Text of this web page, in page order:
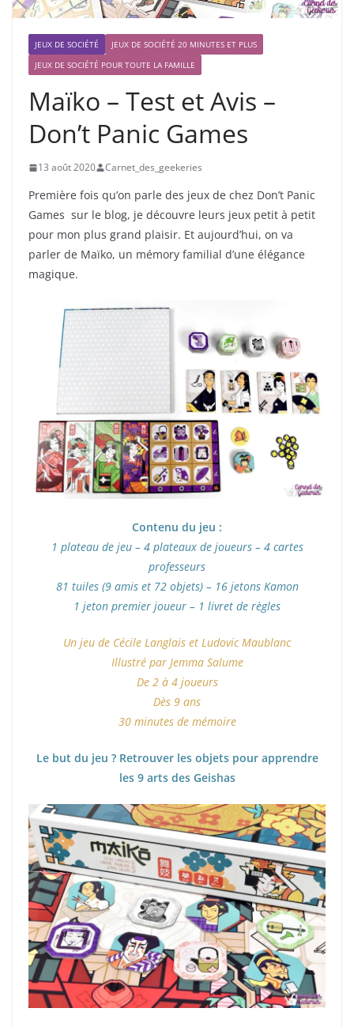
JEUX DE SOCIÉTÉ
JEUX DE SOCIÉTÉ 20 MINUTES ET PLUS
JEUX DE SOCIÉTÉ POUR TOUTE LA FAMILLE
Maïko – Test et Avis –
Don’t Panic Games
13 août 2020 Carnet_des_geekeries
Première fois qu’on parle des jeux de chez Don’t Panic
Games sur le blog, je découvre leurs jeux petit à petit
pour mon plus grand plaisir. Et aujourd’hui, on va
parler de Maïko, un mémory familial d’une élégance
magique.
Contenu du jeu :
1 plateau de jeu – 4 plateaux de joueurs – 4 cartes
professeurs
81 tuiles (9 amis et 72 objets) – 16 jetons Kamon
1 jeton premier joueur – 1 livret de règles
Un jeu de Cécile Langlais et Ludovic Maublanc
Illustré par Jemma Salume
De 2 à 4 joueurs
Dès 9 ans
30 minutes de mémoire
Le but du jeu ? Retrouver les objets pour apprendre
les 9 arts des Geishas